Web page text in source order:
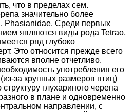
что в пределах сем.
значительно более
Phasianidae. Среди первых
являются виды рода Tetrao,
ряд глубоко
Это относится прежде всего
вполне отчетливо.
употребления его
за крупных размеров птиц)
глухариного черепа
в плане и одновременно
направлении, с